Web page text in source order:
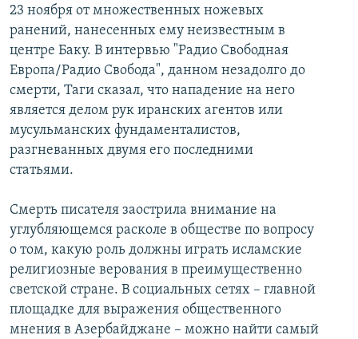
23 ноября от множественных ножевых
ранений, нанесенных ему неизвестным в
центре Баку. В интервью "Радио Свободная
Европа/Радио Свобода", данном незадолго до
смерти, Таги сказал, что нападение на него
является делом рук иранских агентов или
мусульманских фундаменталистов,
разгневанных двумя его последними
статьями.
Смерть писателя заострила внимание на
углубляющемся расколе в обществе по вопросу
о том, какую роль должны играть исламские
религиозные верования в преимущественно
светской стране. В социальных сетях – главной
площадке для выражения общественного
мнения в Азербайджане – можно найти самый